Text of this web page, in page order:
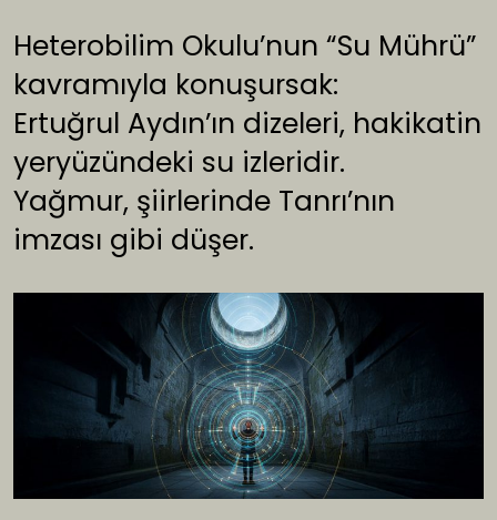
Heterobilim Okulu’nun “Su Mührü”
kavramıyla konuşursak:
Ertuğrul Aydın’ın dizeleri, hakikatin
yeryüzündeki su izleridir.
Yağmur, şiirlerinde Tanrı’nın
imzası gibi düşer.